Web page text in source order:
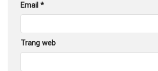
Email *
Trang web